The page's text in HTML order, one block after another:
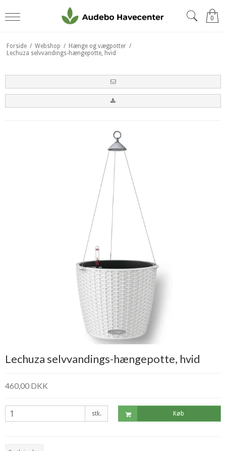
0
Forside / Webshop / Hænge og vægpotter /
Lechuza selvvandings-hængepotte, hvid
Lechuza selvvandings-hængepotte, hvid
460,00 DKK
stk. Køb